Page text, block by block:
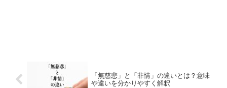
「無慈悲」と「非情」の違いとは？意味
や違いを分かりやすく解釈